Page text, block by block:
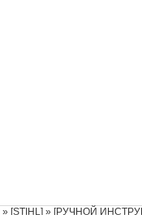
» [STIHL] » [РУЧНОЙ